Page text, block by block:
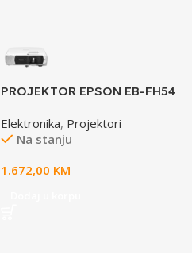
PROJEKTOR EPSON EB-FH54
lumena. HDMI, WIFI, USB(A).
USB(B.Miracast, Izlazni
AirPlay 2. WiFi
Elektronika, Projektori
Na stanju
1.672,00 KM